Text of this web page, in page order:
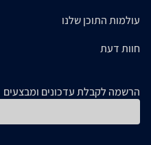
עולמות התוכן שלנו
חוות דעת
הרשמה לקבלת עדכונים ומבצעים